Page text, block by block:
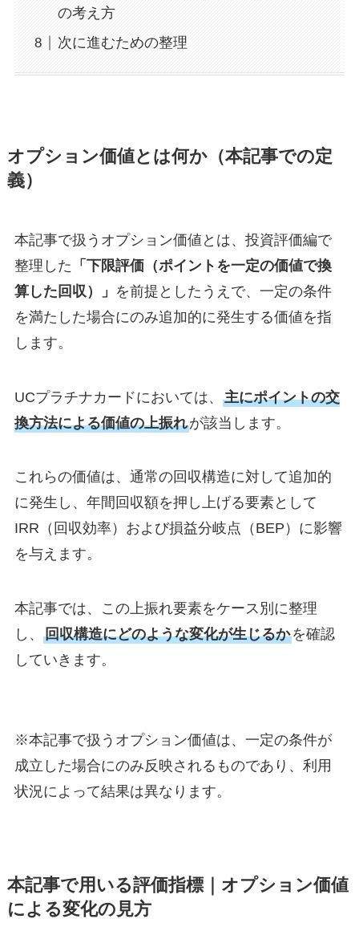
の考え方
次に進むための整理
オプション価値とは何か（本記事での定
義）
本記事で扱うオプション価値とは、投資評価編で
整理した 「下限評価（ポイントを一定の価値で換
算した回収）」 を前提としたうえで、一定の条件
を満たした場合にのみ追加的に発生する価値を指
します。
UCプラチナカードにおいては、 主にポイントの交
換方法による価値の上振れが該当します。
これらの価値は、通常の回収構造に対して追加的
に発生し、年間回収額を押し上げる要素として
IRR（回収効率）および損益分岐点（BEP）に影響
を与えます。
本記事では、この上振れ要素をケース別に整理
し、 回収構造にどのような変化が生じるかを確認
していきます。
※本記事で扱うオプション価値は、一定の条件が
成立した場合にのみ反映されるものであり、利用
状況によって結果は異なります。
本記事で用いる評価指標｜オプション価値
による変化の見方